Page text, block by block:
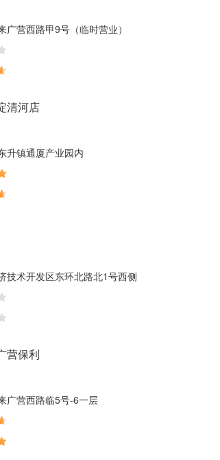
广营西路甲9号（临时营业）
清河店
升镇通厦产业园内
技术开发区东环北路北1号西侧
营保利
广营西路临5号-6一层